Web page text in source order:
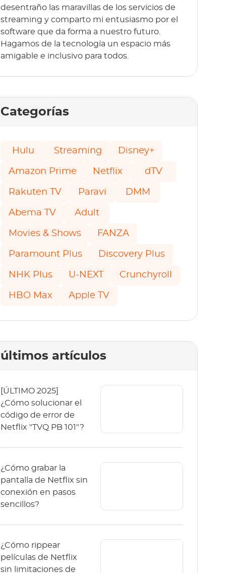
desentraño las maravillas de los servicios de
streaming y comparto mi entusiasmo por el
software que da forma a nuestro futuro.
Hagamos de la tecnología un espacio más
amigable e inclusivo para todos.
Categorías
Hulu Streaming Disney+
Amazon Prime Netflix dTV
Rakuten TV Paravi DMM
Abema TV Adult
Movies & Shows FANZA
Paramount Plus Discovery Plus
NHK Plus U-NEXT Crunchyroll
HBO Max Apple TV
últimos artículos
[ÚLTIMO 2025]
¿Cómo solucionar el
código de error de
Netflix "TVQ PB 101"?
¿Cómo grabar la
pantalla de Netflix sin
conexión en pasos
sencillos?
¿Cómo rippear
películas de Netflix
sin limitaciones de